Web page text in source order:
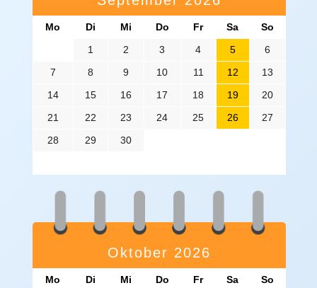
Mo Di Mi Do Fr Sa
So
1
2 3 4 5
6
7
8 9 10 11 12
13
14
15 16 17 18 19
20
21
22 23 24 25 26
27
28
29 30
Oktober 2026
Mo Di Mi Do Fr Sa
So